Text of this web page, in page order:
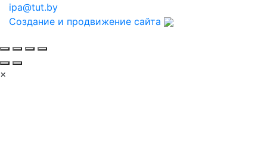
ipa@tut.by
Создание и продвижение сайта
×